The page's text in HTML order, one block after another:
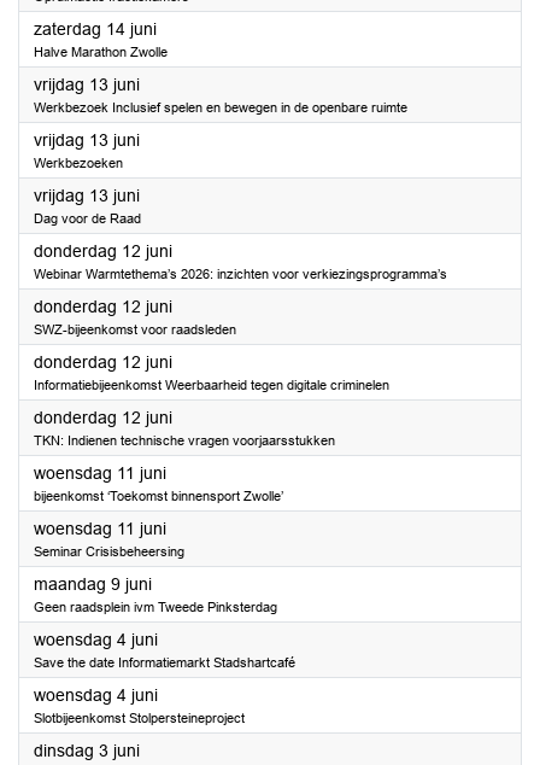
zaterdag 14 juni2025
Halve Marathon Zwolle
vrijdag 13 juni2025
Werkbezoek Inclusief spelen en bewegen in de openbare ruimte
vrijdag 13 juni2025
Werkbezoeken
vrijdag 13 juni2025
Dag voor de Raad
donderdag 12 juni2025
Webinar Warmtethema’s 2026: inzichten voor verkiezingsprogramma’s
donderdag 12 juni2025
SWZ-bijeenkomst voor raadsleden
donderdag 12 juni2025
Informatiebijeenkomst Weerbaarheid tegen digitale criminelen
donderdag 12 juni2025
TKN: Indienen technische vragen voorjaarsstukken
woensdag 11 juni2025
bijeenkomst ‘Toekomst binnensport Zwolle’
woensdag 11 juni2025
Seminar Crisisbeheersing
maandag 9 juni2025
Geen raadsplein ivm Tweede Pinksterdag
woensdag 4 juni2025
Save the date Informatiemarkt Stadshartcafé
woensdag 4 juni2025
Slotbijeenkomst Stolpersteineproject
dinsdag 3 juni2025